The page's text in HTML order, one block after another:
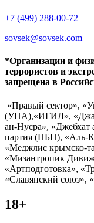
+7 (499) 288-00-72
sovsek@sovsek.com
*Организации и
террористов и
запрещена в
«Правый сектор»,
(УПА),«ИГИЛ»,
ан-Нусра», «Джебхат
партия (НБП), «Аль-
«Меджлис крымско-
«Мизантропик
«Артподготовка»,
«Славянский союз»,
18+